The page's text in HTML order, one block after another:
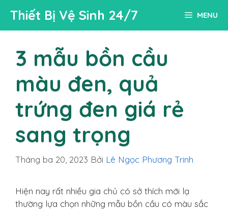
đến
nội
Thiết Bị Vệ Sinh 24/7 MENU
3 mẫu bồn cầu
màu đen, quả
trứng đen giá rẻ
sang trọng
Tháng ba 20, 2023 Bởi Lê Ngọc Phương Trinh
Hiện nay rất nhiều gia chủ có sở thích mới lạ
thường lựa chọn những mẫu bồn cầu có màu sắc